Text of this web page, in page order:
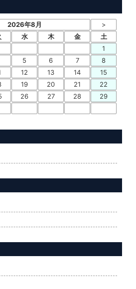
2026年8月
>
水 木 金
土
1
5 6 7
8
12 13 14
15
19 20 21
22
26 27 28
29